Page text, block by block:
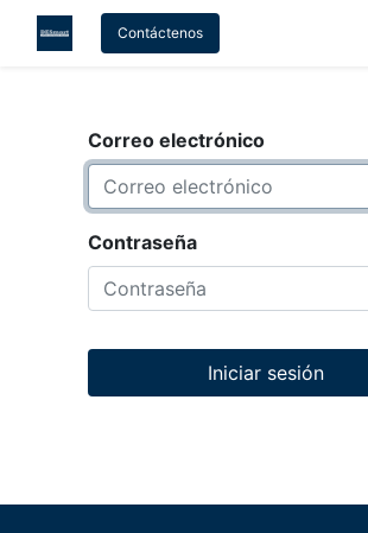
Contáctenos
Correo electrónico
Contraseña
Iniciar sesión